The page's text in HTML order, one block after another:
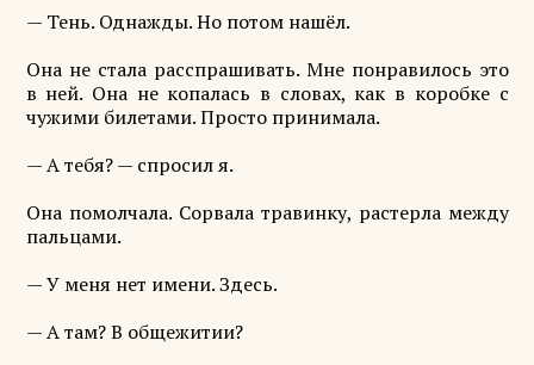
— Тень. Однажды. Но потом нашёл.
Она не стала расспрашивать. Мне понравилось это
в ней. Она не копалась в словах, как в коробке с
чужими билетами. Просто принимала.
— А тебя? — спросил я.
Она помолчала. Сорвала травинку, растерла между
пальцами.
— У меня нет имени. Здесь.
— А там? В общежитии?